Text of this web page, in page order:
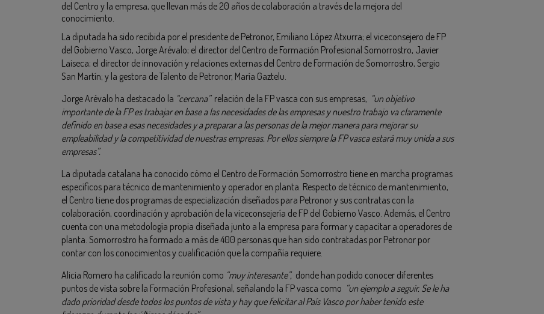
del Centro y la empresa, que llevan más de 20 años de colaboración a través de la mejora del
conocimiento.
La diputada ha sido recibida por el presidente de Petronor, Emiliano López Atxurra; el viceconsejero de FP
del Gobierno Vasco, Jorge Arévalo; el director del Centro de Formación Profesional Somorrostro, Javier
Laiseca; el director de innovación y relaciones externas del Centro de Formación de Somorrostro, Sergio
San Martín; y la gestora de Talento de Petronor, María Gaztelu.
Jorge Arévalo ha destacado la “cercana”relación de la FP vasca con sus empresas, “un objetivo
importante de la FP es trabajar en base a las necesidades de las empresas y nuestro trabajo va claramente
definido en base a esas necesidades y a preparar a las personas de la mejor manera para mejorar su
empleabilidad y la competitividad de nuestras empresas. Por ellos siempre la FP vasca estará muy unida a sus
empresas”.
La diputada catalana ha conocido cómo el Centro de Formación Somorrostro tiene en marcha programas
específicos para técnico de mantenimiento y operador en planta. Respecto de técnico de mantenimiento,
el Centro tiene dos programas de especialización diseñados para Petronor y sus contratas con la
colaboración, coordinación y aprobación de la viceconsejería de FP del Gobierno Vasco. Además, el Centro
cuenta con una metodología propia diseñada junto a la empresa para formar y capacitar a operadores de
planta. Somorrostro ha formado a más de 400 personas que han sido contratadas por Petronor por
contar con los conocimientos y cualificación que la compañía requiere.
Alicia Romero ha calificado la reunión como “muy interesante”, donde han podido conocer diferentes
puntos de vista sobre la Formación Profesional, señalando la FP vasca como “un ejemplo a seguir. Se le ha
dado prioridad desde todos los puntos de vista y hay que felicitar al País Vasco por haber tenido este